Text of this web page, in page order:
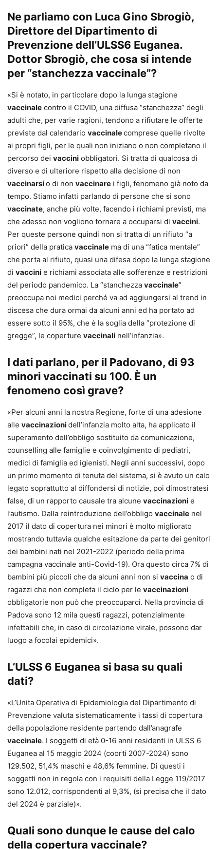
Ne parliamo con Luca Gino Sbrogiò,
Direttore del Dipartimento di
Prevenzione dell’ULSS6 Euganea.
Dottor Sbrogiò, che cosa si intende
per “stanchezza vaccinale”?
«Si è notato, in particolare dopo la lunga stagione
vaccinale contro il COVID, una diffusa “stanchezza” degli
adulti che, per varie ragioni, tendono a rifiutare le offerte
previste dal calendario vaccinalecomprese quelle rivolte
ai propri figli, per le quali non iniziano o non completano il
percorso dei vaccini obbligatori. Si tratta di qualcosa di
diverso e di ulteriore rispetto alla decisione di non
vaccinarsio di non vaccinare i figli, fenomeno già noto da
tempo. Stiamo infatti parlando di persone che si sono
vaccinate, anche più volte, facendo i richiami previsti, ma
che adesso non vogliono tornare a occuparsi di vaccini.
Per queste persone quindi non si tratta di un rifiuto “a
priori” della pratica vaccinale ma di una “fatica mentale”
che porta al rifiuto, quasi una difesa dopo la lunga stagione
di vaccini e richiami associata alle sofferenze e restrizioni
del periodo pandemico. La “stanchezza vaccinale”
preoccupa noi medici perché va ad aggiungersi al trend in
discesa che dura ormai da alcuni anni ed ha portato ad
essere sotto il 95%, che è la soglia della “protezione di
gregge”, le coperture vaccinali nell’infanzia».
I dati parlano, per il Padovano, di 93
minori vaccinati su 100. È un
fenomeno così grave?
«Per alcuni anni la nostra Regione, forte di una adesione
alle vaccinazionidell’infanzia molto alta, ha applicato il
superamento dell’obbligo sostituito da comunicazione,
counselling alle famiglie e coinvolgimento di pediatri,
medici di famiglia ed igienisti. Negli anni successivi, dopo
un primo momento di tenuta del sistema, si è avuto un calo
legato soprattutto al diffondersi di notizie, poi dimostratesi
false, di un rapporto causale tra alcune vaccinazioni e
l’autismo. Dalla reintroduzione dell’obbligo vaccinale nel
2017 il dato di copertura nei minori è molto migliorato
mostrando tuttavia qualche esitazione da parte dei genitori
dei bambini nati nel 2021-2022 (periodo della prima
campagna vaccinale anti-Covid-19). Ora questo circa 7% di
bambini più piccoli che da alcuni anni non si vaccina o di
ragazzi che non completa il ciclo per le vaccinazioni
obbligatorie non può che preoccuparci. Nella provincia di
Padova sono 12 mila questi ragazzi, potenzialmente
infettabili che, in caso di circolazione virale, possono dar
luogo a focolai epidemici».
L’ULSS 6 Euganea si basa su quali
dati?
«L’Unita Operativa di Epidemiologia del Dipartimento di
Prevenzione valuta sistematicamente i tassi di copertura
della popolazione residente partendo dall’anagrafe
vaccinale. I soggetti di età 0-16 anni residenti in ULSS 6
Euganea al 15 maggio 2024 (coorti 2007-2024) sono
129.502, 51,4% maschi e 48,6% femmine. Di questi i
soggetti non in regola con i requisiti della Legge 119/2017
sono 12.012, corrispondenti al 9,3%, (si precisa che il dato
del 2024 è parziale)».
Quali sono dunque le cause del calo
della copertura vaccinale?